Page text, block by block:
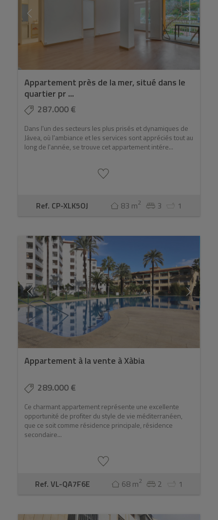
Appartement près de la mer, situé dans le
quartier pr ...
287.000 €
Dans l'un des secteurs les plus prisés et dynamiques de
Jávea, où l'ambiance et les services sont appréciés tout au
long de l'année, se trouve cet appartement intére...
Ref. CP-XLK5OJ 83 m2 3 1
Appartement à la vente à Xàbia
289.000 €
Ce charmant appartement représente une excellente
opportunité de profiter du style de vie méditerranéen,
que ce soit comme résidence principale, résidence
secondaire...
Ref. VL-QA7F6E 68 m2 2 1